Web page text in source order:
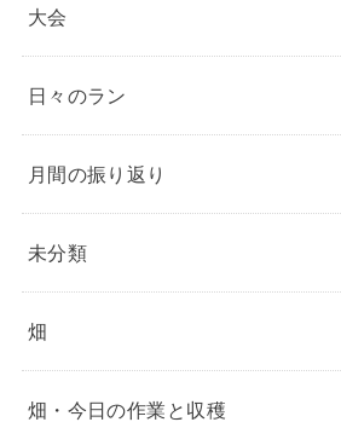
大会
日々のラン
月間の振り返り
未分類
畑
畑・今日の作業と収穫